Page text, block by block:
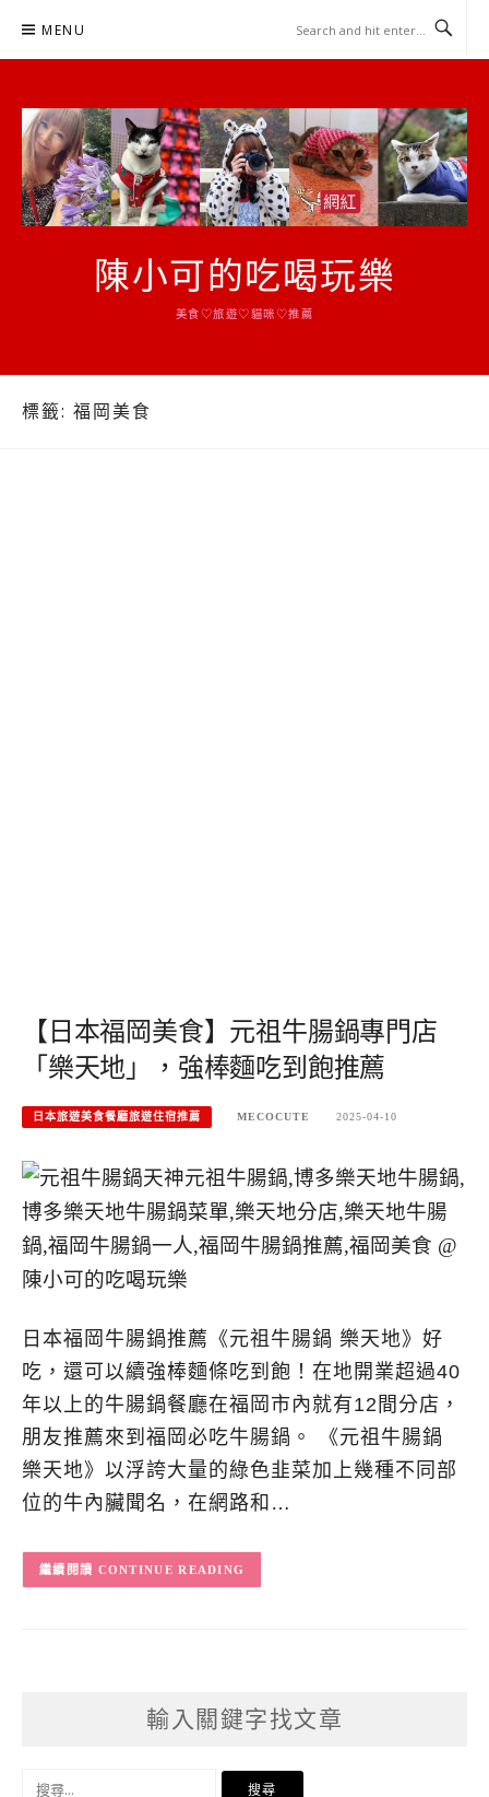
MENU
陳小可的吃喝玩樂
美食♡旅遊♡貓咪♡推薦
標籤: 福岡美食
【日本福岡美食】元祖牛腸鍋專門店
「樂天地」，強棒麵吃到飽推薦
日本旅遊美食餐廳旅遊住宿推薦 MECOCUTE 2025-04-10
日本福岡牛腸鍋推薦《元祖牛腸鍋 樂天地》好
吃，還可以續強棒麵條吃到飽！在地開業超過40
年以上的牛腸鍋餐廳在福岡市內就有12間分店，
朋友推薦來到福岡必吃牛腸鍋。 《元祖牛腸鍋
樂天地》以浮誇大量的綠色韭菜加上幾種不同部
位的牛內臟聞名，在網路和…
CONTINUE READING
輸入關鍵字找文章
搜